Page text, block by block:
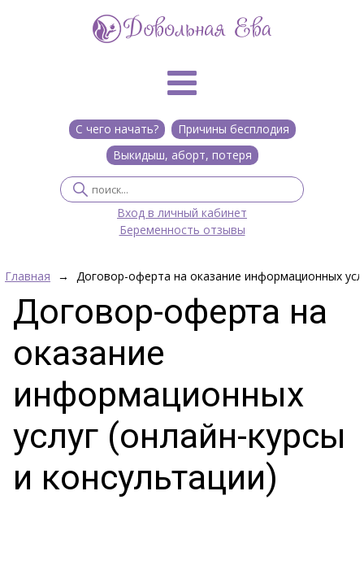
С чего начать?
Причины бесплодия
Выкидыш, аборт, потеря
Вход в личный кабинет
Беременность отзывы
Главная → Договор-oферта на оказание информационных
Договор-oферта на
оказание
информационных
услуг (онлайн-курсы
и консультации)